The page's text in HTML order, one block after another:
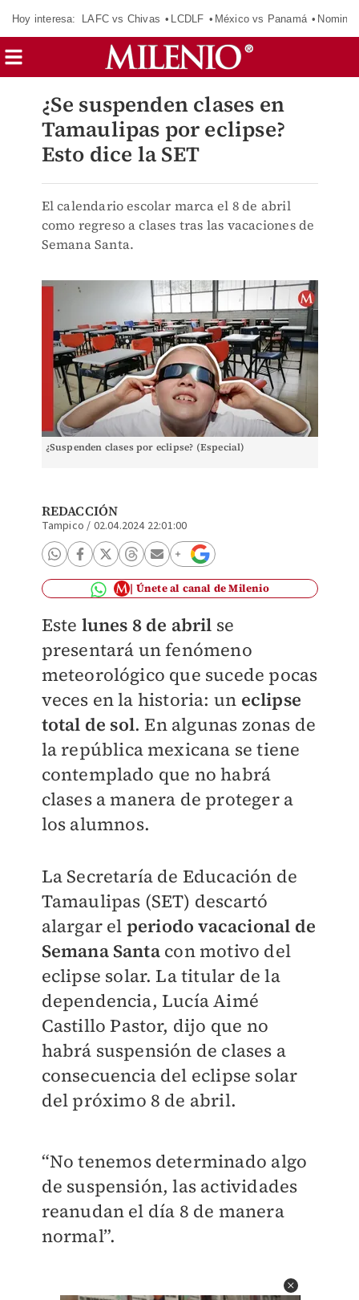
Hoy interesa: LAFC vs Chivas LCDLF México vs Panamá
¿Se suspenden clases en
Tamaulipas por eclipse?
Esto dice la SET
El calendario escolar marca el 8 de abril
como regreso a clases tras las vacaciones de
Semana Santa.
¿Suspenden clases por eclipse? (Especial)
REDACCIÓN
Tampico / 02.04.2024 22:01:00
Únete al canal de Milenio
Este lunes 8 de abril se
presentará un fenómeno
meteorológico que sucede pocas
veces en la historia: un eclipse
total de sol. En algunas zonas de
la república mexicana se tiene
contemplado que no habrá
clases a manera de proteger a
los alumnos.
La Secretaría de Educación de
Tamaulipas (SET) descartó
alargar el periodo vacacional de
Semana Santacon motivo del
eclipse solar. La titular de la
dependencia, Lucía Aimé
Castillo Pastor, dijo que no
habrá suspensión de clases a
consecuencia del eclipse solar
del próximo 8 de abril.
“No tenemos determinado algo
de suspensión, las actividades
reanudan el día 8 de manera
normal”.